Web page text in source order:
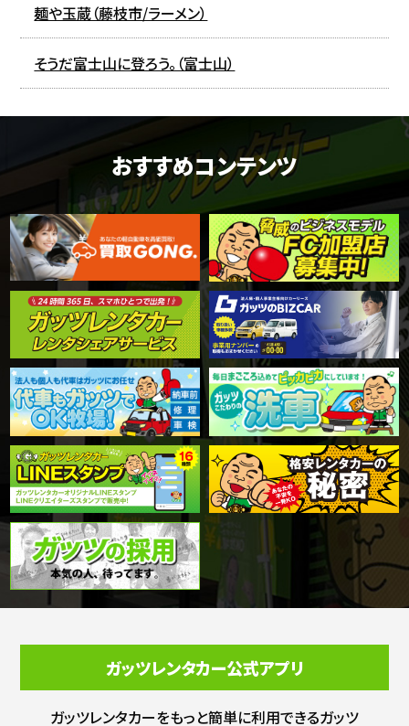
麺や玉蔵（藤枝市/ラーメン）
そうだ富士山に登ろう。（富士山）
おすすめコンテンツ
ガッツレンタカー公式アプリ
ガッツレンタカーをもっと簡単に利用できるガッツ